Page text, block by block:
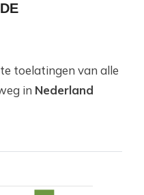
toelatingen van alle
in Nederland